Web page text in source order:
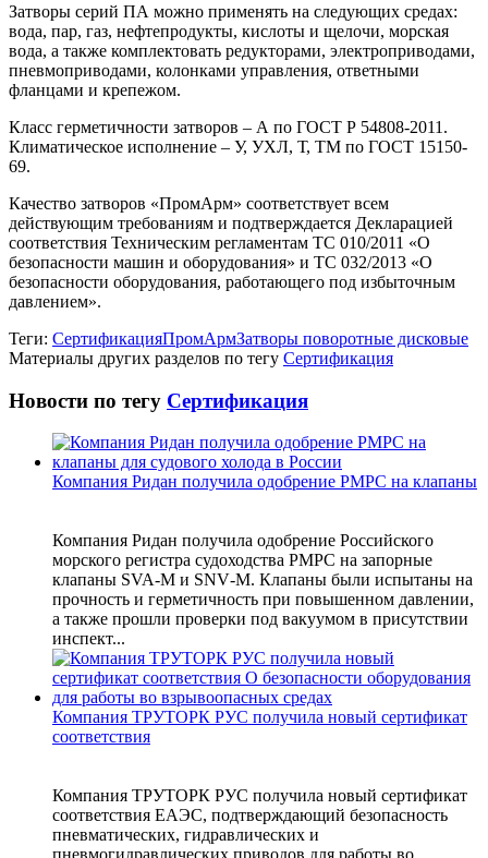
Затворы серий ПА можно применять на следующих средах:
вода, пар, газ, нефтепродукты, кислоты и щелочи, морская
вода, а также комплектовать редукторами, электроприводами,
пневмоприводами, колонками управления, ответными
фланцами и крепежом.
Класс герметичности затворов – А по ГОСТ Р 54808-2011.
Климатическое исполнение – У, УХЛ, Т, ТМ по ГОСТ 15150-
69.
Качество затворов «ПромАрм» соответствует всем
действующим требованиям и подтверждается Декларацией
соответствия Техническим регламентам ТС 010/2011 «О
безопасности машин и оборудования» и ТС 032/2013 «О
безопасности оборудования, работающего под избыточным
давлением».
Теги: СертификацияПромАрмЗатворы поворотные дисковые
Материалы других разделов по тегу Сертификация
Новости по тегу Сертификация
Компания Ридан получила одобрение РМРС на клапаны
Компания Ридан получила одобрение Российского
морского регистра судоходства РМРС на запорные
клапаны SVA‑M и SNV‑M. Клапаны были испытаны на
прочность и герметичность при повышенном давлении,
а также прошли проверки под вакуумом в присутствии
инспект...
Компания ТРУТОРК РУС получила новый сертификат
соответствия
Компания ТРУТОРК РУС получила новый сертификат
соответствия ЕАЭС, подтверждающий безопасность
пневматических, гидравлических и